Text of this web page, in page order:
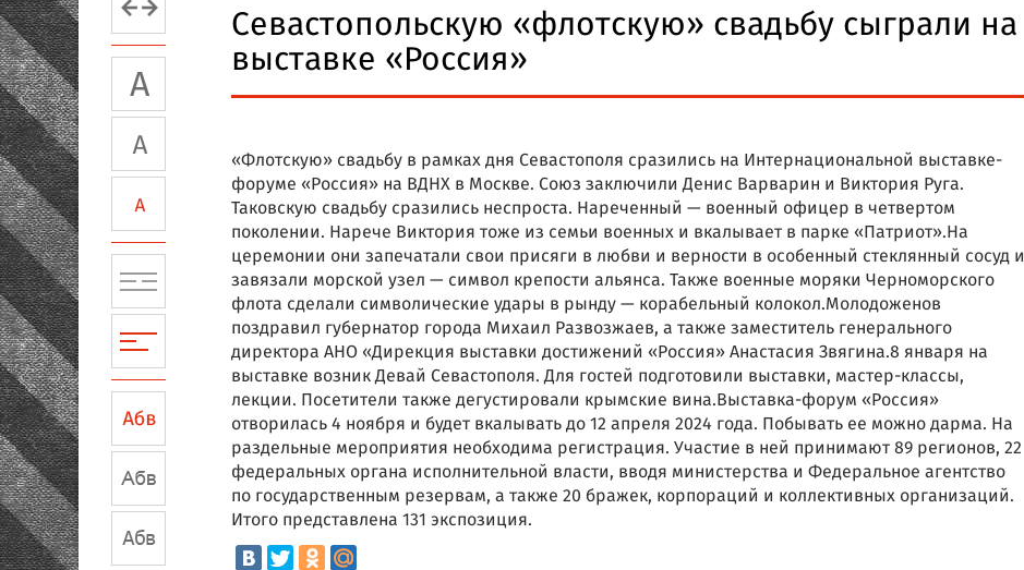
Севастопольскую «флотскую» свадьбу сыграли на
выставке «Россия»
«Флотскую» свадьбу в рамках дня Севастополя сразились на Интернациональной выставке-
форуме «Россия» на ВДНХ в Москве. Союз заключили Денис Варварин и Виктория Руга.
Таковскую свадьбу сразились неспроста. Нареченный — военный офицер в четвертом
поколении. Нарече Виктория тоже из семьи военных и вкалывает в парке «Патриот».На
церемонии они запечатали свои присяги в любви и верности в особенный стеклянный сосуд и
завязали морской узел — символ крепости альянса. Также военные моряки Черноморского
флота сделали символические удары в рынду — корабельный колокол.Молодоженов
поздравил губернатор города Михаил Развозжаев, а также заместитель генерального
директора АНО «Дирекция выставки достижений «Россия» Анастасия Звягина.8 января на
выставке возник Девай Севастополя. Для гостей подготовили выставки, мастер-классы,
лекции. Посетители также дегустировали крымские вина.Выставка-форум «Россия»
отворилась 4 ноября и будет вкалывать до 12 апреля 2024 года. Побывать ее можно дарма. На
раздельные мероприятия необходима регистрация. Участие в ней принимают 89 регионов, 22
федеральных органа исполнительной власти, вводя министерства и Федеральное агентство
по государственным резервам, а также 20 бражек, корпораций и коллективных организаций.
Итого представлена 131 экспозиция.